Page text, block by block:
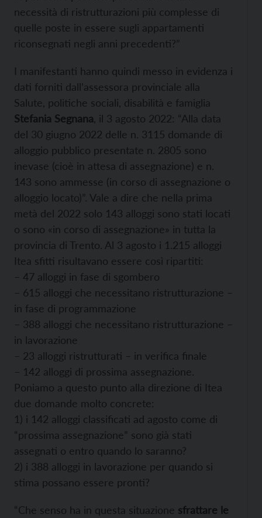
necessità di ristrutturazioni più complesse di
quelle poste in essere sugli appartamenti
riconsegnati negli anni precedenti?”
I manifestanti hanno quindi messo in evidenza i
dati forniti dall’assessora provinciale alla
Salute, politiche sociali, disabilità e famiglia
Stefania Segnana , il 3 agosto 2022: “Alla data
del 30 giugno 2022 delle n. 3115 domande di
alloggio pubblico presentate n. 2805 sono
inevase (cioè in attesa di assegnazione) e n.
143 sono ammesse (in corso di assegnazione o
alloggio locato)”. Vale a dire che nella prima
metà del 2022 solo 143 alloggi sono stati locati
o sono «in corso di assegnazione» in tutta la
provincia di Trento. Al 3 agosto i 1.215 alloggi
Itea sfitti risultavano essere così ripartiti:
– 47 alloggi in fase di sgombero
– 615 alloggi che necessitano ristrutturazione –
in fase di programmazione
– 388 alloggi che necessitano ristrutturazione –
in lavorazione
– 23 alloggi ristrutturati – in verifica finale
– 142 alloggi di prossima assegnazione.
Poniamo a questo punto alla direzione di Itea
due domande molto concrete:
1) i 142 alloggi classificati ad agosto come di
“prossima assegnazione” sono già stati
assegnati o entro quando lo saranno?
2) i 388 alloggi in lavorazione per quando si
stima possano essere pronti?
“Che senso ha in questa situazione sfrattare le